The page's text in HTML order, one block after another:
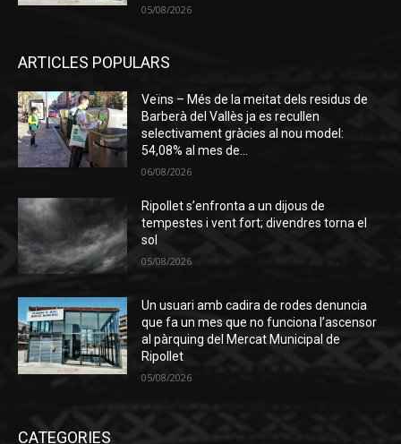
05/08/2026
ARTICLES POPULARS
Veïns – Més de la meitat dels residus de
Barberà del Vallès ja es recullen
selectivament gràcies al nou model:
54,08% al mes de...
06/08/2026
Ripollet s’enfronta a un dijous de
tempestes i vent fort; divendres torna el
sol
05/08/2026
Un usuari amb cadira de rodes denuncia
que fa un mes que no funciona l’ascensor
al pàrquing del Mercat Municipal de
Ripollet
05/08/2026
CATEGORIES